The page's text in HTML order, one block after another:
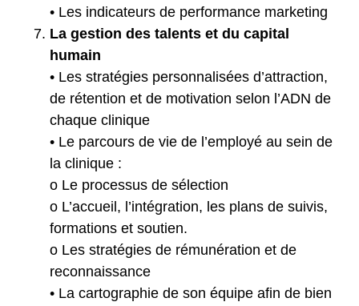
• Les indicateurs de performance marketing
La gestion des talents et du capital
humain
• Les stratégies personnalisées d’attraction,
de rétention et de motivation selon l’ADN de
chaque clinique
• Le parcours de vie de l’employé au sein de
la clinique :
o Le processus de sélection
o L’accueil, l’intégration, les plans de suivis,
formations et soutien.
o Les stratégies de rémunération et de
reconnaissance
• La cartographie de son équipe afin de bien